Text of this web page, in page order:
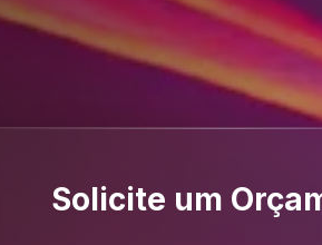
Solicite um